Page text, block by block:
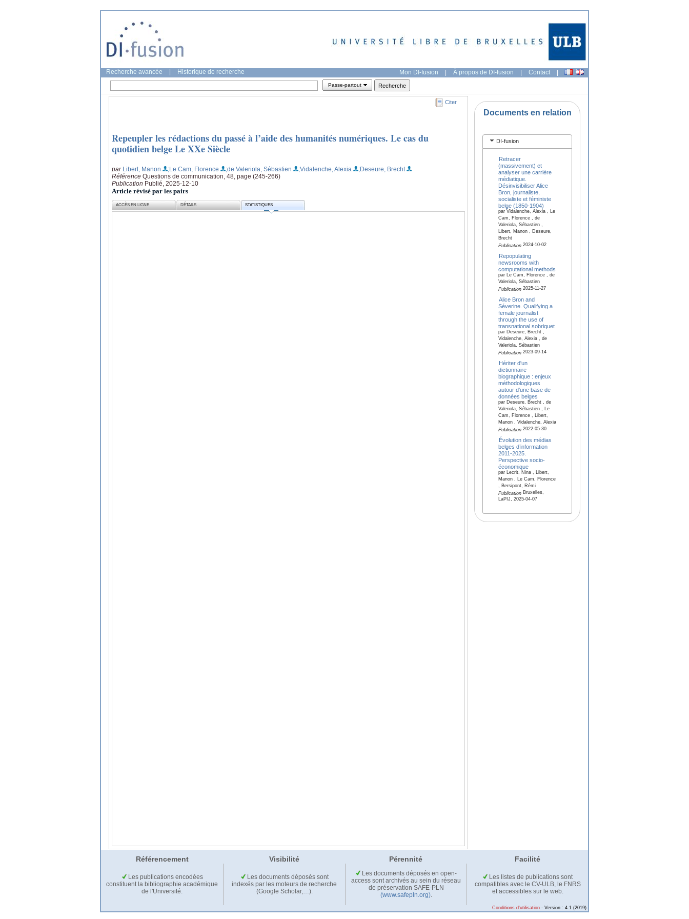
Recherche avancée Historique de recherche Mon DI-fusion | À propos de DI-fusion | Contact |
Passe-partout
Citer
Repeupler les rédactions du passé à l’aide des humanités numériques. Le cas du
quotidien belge Le XXe Siècle
par Libert, Manon ;Le Cam, Florence ;de Valeriola, Sébastien ;Vidalenche, Alexia
;Deseure, Brecht
Référence Questions de communication, 48, page (245-266)
Publication Publié, 2025-12-10
Article révisé par les pairs
ACCÈS EN LIGNE DÉTAILS STATISTIQUES
Documents en relation
DI-fusion
Retracer
(massivement) et
analyser une carrière
médiatique.
Désinvisibiliser Alice
Bron, journaliste,
socialiste et féministe
belge (1850-1904)
par Vidalenche, Alexia , Le
Cam, Florence , de
Valeriola, Sébastien ,
Libert, Manon , Deseure,
Brecht
Publication2024-10-02
Repopulating
newsrooms with
computational methods
par Le Cam, Florence , de
Valeriola, Sébastien
Publication2025-11-27
Alice Bron and
Séverine. Qualifying a
female journalist
through the use of
transnational sobriquet
par Deseure, Brecht ,
Vidalenche, Alexia , de
Valeriola, Sébastien
Publication2023-09-14
Hériter d'un
dictionnaire
biographique : enjeux
méthodologiques
autour d'une base de
données belges
par Deseure, Brecht , de
Valeriola, Sébastien , Le
Cam, Florence , Libert,
Manon , Vidalenche, Alexia
Publication2022-05-30
Évolution des médias
belges d’information
2011-2025.
Perspective socio-
économique
par Lecrit, Nina , Libert,
Manon , Le Cam, Florence
, Bersipont, Rémi
PublicationBruxelles,
LaPIJ, 2025-04-07
Référencement Visibilité Pérennité Facilité
Les publications encodées
constituent la bibliographie académique
de l'Université.
Les documents déposés sont
indexés par les moteurs de recherche
(Google Scholar,…).
Les documents déposés en open-
access sont archivés au sein du réseau
de préservation SAFE-PLN
(www.safepln.org).
Les listes de publications sont
compatibles avec le CV-ULB, le FNRS
et accessibles sur le web.
Conditions d'utilisation - Version : 4.1 (2019)